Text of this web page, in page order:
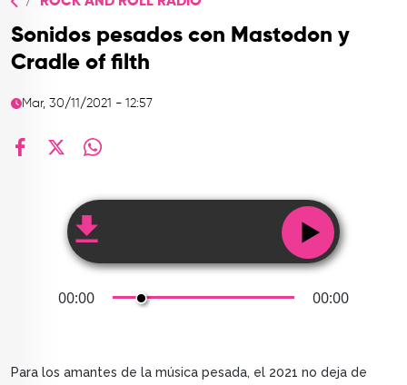
TOP
QUIÉNES SOMOS
Sonidos pesados con Mastodon y
Cradle of filth
Mar, 30/11/2021 - 12:57
00:00 00:00
Para los amantes de la música pesada, el 2021 no deja de